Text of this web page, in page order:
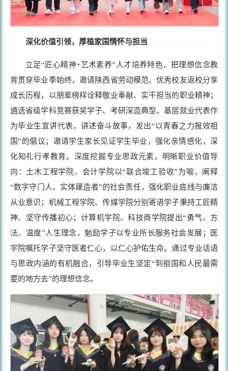
深化价值引领，厚植家国情怀与担当
立足“匠心精神+艺术素养”人才培养特色，把理想信念教
育贯穿毕业季始终，邀请陕西省劳动模范、优秀校友返校分享
成长历程，以朋辈榜样诠释敬业奉献、实干担当的职业精神；
遴选省级学科竞赛获奖学子、考研深造典型、基层就业代表作
为毕业生宣讲代表，讲述奋斗故事，发出“以青春之力报效祖
国”的倡议；邀请学生家长见证学生毕业，强化亲情感化，深
化知礼行孝教育。深度挖掘专业思政元素，明晰职业价值导
向：土木工程学院、会计学院以“联合竣工验收”为喻，阐释
“数字守门人、实体建造者”的社会责任，强化职业底线与廉洁
从业意识；机械工程学院、传媒学院分别寄语学子秉持工匠精
神、坚守传播初心；计算机学院、科技商学院提出“勇气、方
法、温度”人生理念，勉励学子以专业所长服务社会发展；医
学院嘱托学子坚守医者仁心，以仁心护佑生命。通过专业话语
与思政内涵的有机融合，引导毕业生坚定“到祖国和人民最需
要的地方去”的理想信念。